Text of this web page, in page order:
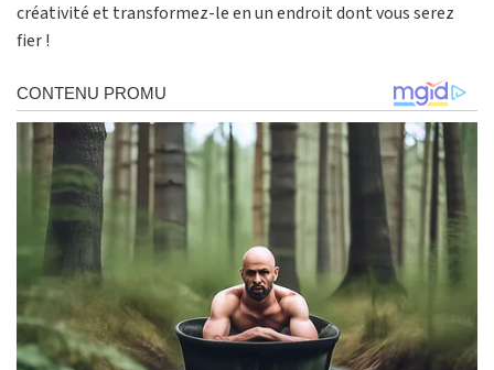
créativité et transformez-le en un endroit dont vous serez
fier !